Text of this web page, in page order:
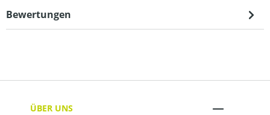
Bewertungen
ÜBER UNS